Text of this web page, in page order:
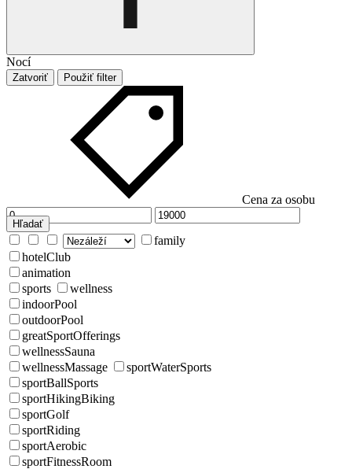
Nocí
Zatvoriť Použiť filter
Cena za osobu
Hľadať
family
hotelClub
animation
sports
wellness
indoorPool
outdoorPool
greatSportOfferings
wellnessSauna
wellnessMassage
sportWaterSports
sportBallSports
sportHikingBiking
sportGolf
sportRiding
sportAerobic
sportFitnessRoom